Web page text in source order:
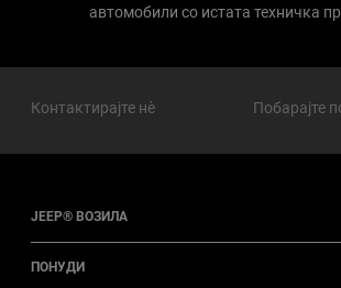
автомобили со истата техничка
Контактирајте нѐ Побарајте
JEEP® ВОЗИЛА
ПОНУДИ